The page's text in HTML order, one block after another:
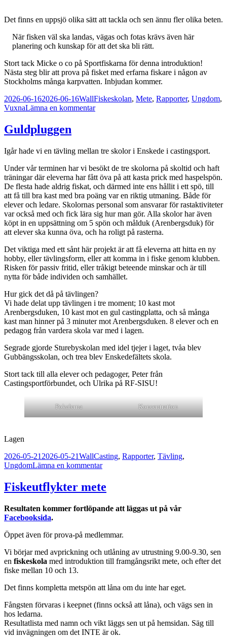
Det finns en uppsjö olika sätt att tackla och sen ännu fler olika beten.
När fisken väl ska landas, vägas och fotas krävs även här
planering och kunskap för att det ska bli rätt.
Stort tack Micke o co på Sportfiskarna för denna introduktion!
Nästa steg blir att prova på fisket med erfarna fiskare i någon av
Stockholms många karpvatten. Inbjudan kommer.
Postat
2026-06-162026-06-16Författare
WallKategorier
Fiskeskolan, Mete, Rapporter, Ungdom,
VuxnaLämna en kommentartill
Guldpluggen
Igår hade vi en tävling mellan tre skolor i Enskede i castingsport.
Under vår terminen har vi besökt de tre skolorna på skoltid och haft
träningar där eleverna har fått öva på att kasta prick med haspelspön.
De flesta hade aldrig fiskat, och därmed inte ens hållit i ett spö, till
att få till bra kast med bra poäng var en riktig utmaning. Både för
elever och ledare. Skolornas personal som ansvarar för rastaktiviteter
var också med och fick lära sig hur man gör. Alla skolor har även
köpt in en uppsättning om 5 spön och målduk (Arenbergsduk) för
att elever ska kunna öva, och ha roligt på rasterna.
Det viktiga med ett sånt här projekt är att få eleverna att hitta en ny
hobby, eller tävlingsform, eller att komma in i fiske genom klubben.
Risken för passiv fritid, eller tråkigt beteende minskar och är till
nytta för både individen och samhället.
Hur gick det då på tävlingen?
Vi hade delat upp tävlingen i tre moment; 10 kast mot
Arenbergsduken, 10 kast mot en gul castingplatta, och så många
kast man hinner på 3 minuter mot Arenbergsduken. 8 elever och en
pedagog från vardera skola var med i lagen.
Segrade gjorde Sturebyskolan med idel tjejer i laget, tvåa blev
Gubbängsskolan, och trea blev Enskedefältets skola.
Stort tack till alla elever och pedagoger, Peter från
Castingsportförbundet, och Ulrika på RF-SISU!
Pokalerna Koncentration
Lagen
Postat
2026-05-21 2026-05-21Författare
WallKategorier
Casting, Rapporter, Tävling,
UngdomLämna en kommentartill
Fiskeutflykter mete
Resultaten kommer fortlöpande att läggas ut på vår
Facebooksida.
Öppet även för prova-på medlemmar.
Vi börjar med avprickning och utlåning av utrustning 9.00-9.30, sen
en fiskeskola med introduktion till framgångsrikt mete, och efter det
fiske mellan 10 och 13.
Det finns kompletta metspön att låna om du inte har eget.
Fångsten förvaras i keepnet (finns också att låna), och vägs sen in
hos ledarna.
Resultatlista med namn och vikt läggs sen ut på hemsidan. Säg till
vid invägningen om det INTE är ok.